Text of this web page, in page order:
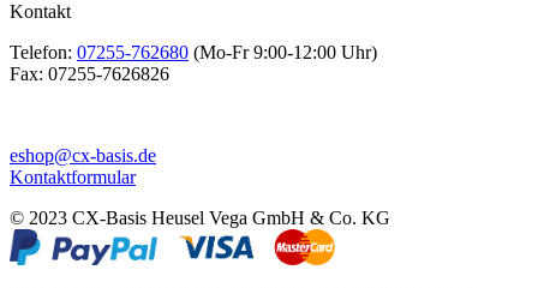
Kontakt
Telefon: 07255-762680 (Mo-Fr 9:00-12:00 Uhr)
Fax: 07255-7626826
eshop@cx-basis.de
Kontaktformular
© 2023 CX-Basis Heusel Vega GmbH & Co. KG